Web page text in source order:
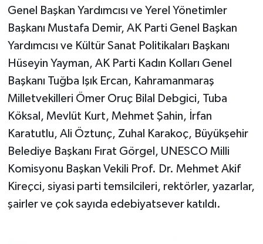
Genel Başkan Yardımcısı ve Yerel Yönetimler
Başkanı Mustafa Demir, AK Parti Genel Başkan
Yardımcısı ve Kültür Sanat Politikaları Başkanı
Hüseyin Yayman, AK Parti Kadın Kolları Genel
Başkanı Tuğba Işık Ercan, Kahramanmaraş
Milletvekilleri Ömer Oruç Bilal Debgici, Tuba
Köksal, Mevlüt Kurt, Mehmet Şahin, İrfan
Karatutlu, Ali Öztunç, Zuhal Karakoç, Büyükşehir
Belediye Başkanı Fırat Görgel, UNESCO Milli
Komisyonu Başkan Vekili Prof. Dr. Mehmet Akif
Kireçci, siyasi parti temsilcileri, rektörler, yazarlar,
şairler ve çok sayıda edebiyatsever katıldı.